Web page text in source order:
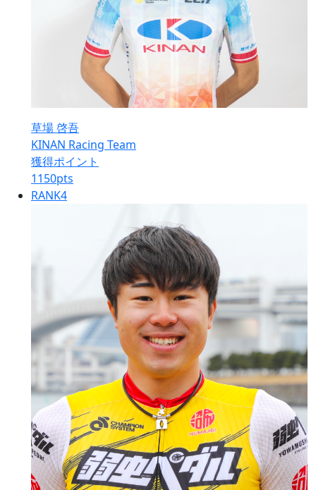
草場 啓吾
KINAN Racing Team
獲得ポイント
1150pts
RANK4